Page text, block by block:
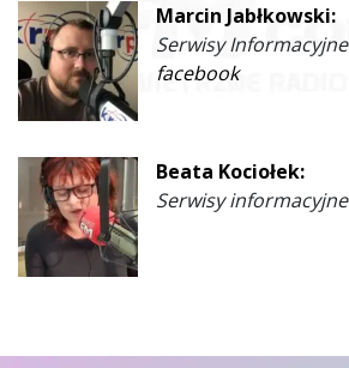
Marcin Jabłkowski:
Serwisy Informacyjne
facebook
Beata Kociołek:
Serwisy informacyjne